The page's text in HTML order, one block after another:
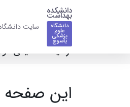
دانشکده
بهداشت
دانشگاه
علوم
پزشکی
یاسوج
سایت
آزمایشگاه شیمی
این